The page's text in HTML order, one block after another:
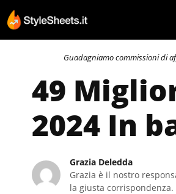
Guadagniamo commissioni di
49
2024 In
Grazia Deledda
Grazia è il nostro
la giusta